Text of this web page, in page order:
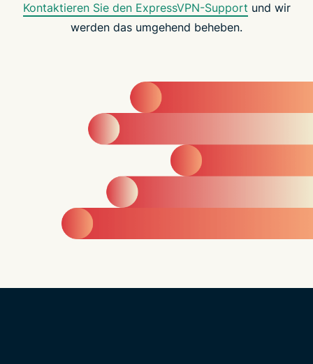
Kontaktieren Sie den ExpressVPN-Support und wir
werden das umgehend beheben.